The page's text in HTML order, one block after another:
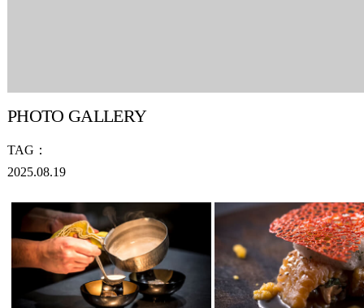
PHOTO GALLERY
TAG：
2025.08.19